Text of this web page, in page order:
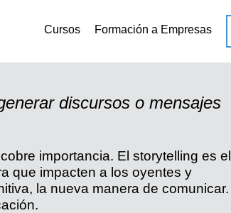
Cursos Formación a Empresas
estrategia de
discursos o mensajes
importancia. El storytelling es el
que impacten a los oyentes y
la nueva manera de comunicar.